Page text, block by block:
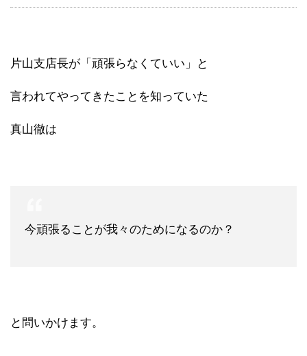
片山支店長が「頑張らなくていい」と
言われてやってきたことを知っていた
真山徹は
今頑張ることが我々のためになるのか？
と問いかけます。